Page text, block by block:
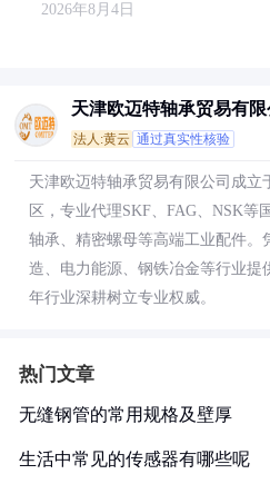
2026年8月4日
天津欧迈特轴承贸易有限
法人:黄云 通过真实性核验
天津欧迈特轴承贸易有限公司成立
区，专业代理SKF、FAG、NSK等
轴承、精密螺母等高端工业配件。
造、电力能源、钢铁冶金等行业提
年行业深耕树立专业权威。
热门文章
无缝钢管的常用规格及壁厚
生活中常见的传感器有哪些呢